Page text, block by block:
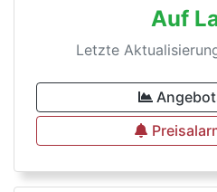
Auf
Letzte